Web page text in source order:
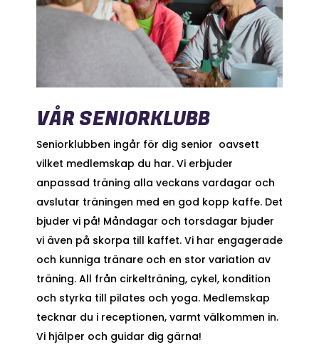
VÅR SENIORKLUBB
Seniorklubben ingår för dig senior oavsett
vilket medlemskap du har. Vi erbjuder
anpassad träning alla veckans vardagar och
avslutar träningen med en god kopp kaffe. Det
bjuder vi på! Måndagar och torsdagar bjuder
vi även på skorpa till kaffet. Vi har engagerade
och kunniga tränare och en stor variation av
träning. All från cirkelträning, cykel, kondition
och styrka till pilates och yoga. Medlemskap
tecknar du i receptionen, varmt välkommen in.
Vi hjälper och guidar dig gärna!